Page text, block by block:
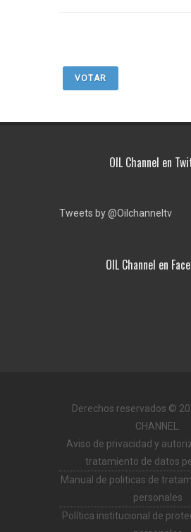
VOTAR
OIL Channel en
Tweets by @Oilchanneltv
OIL Channel en
Derechos reservados ©
CHANNEL.
Aviso de privacidad y
tratamiento de datos
Manual de politicas de
personales
Política institucional de